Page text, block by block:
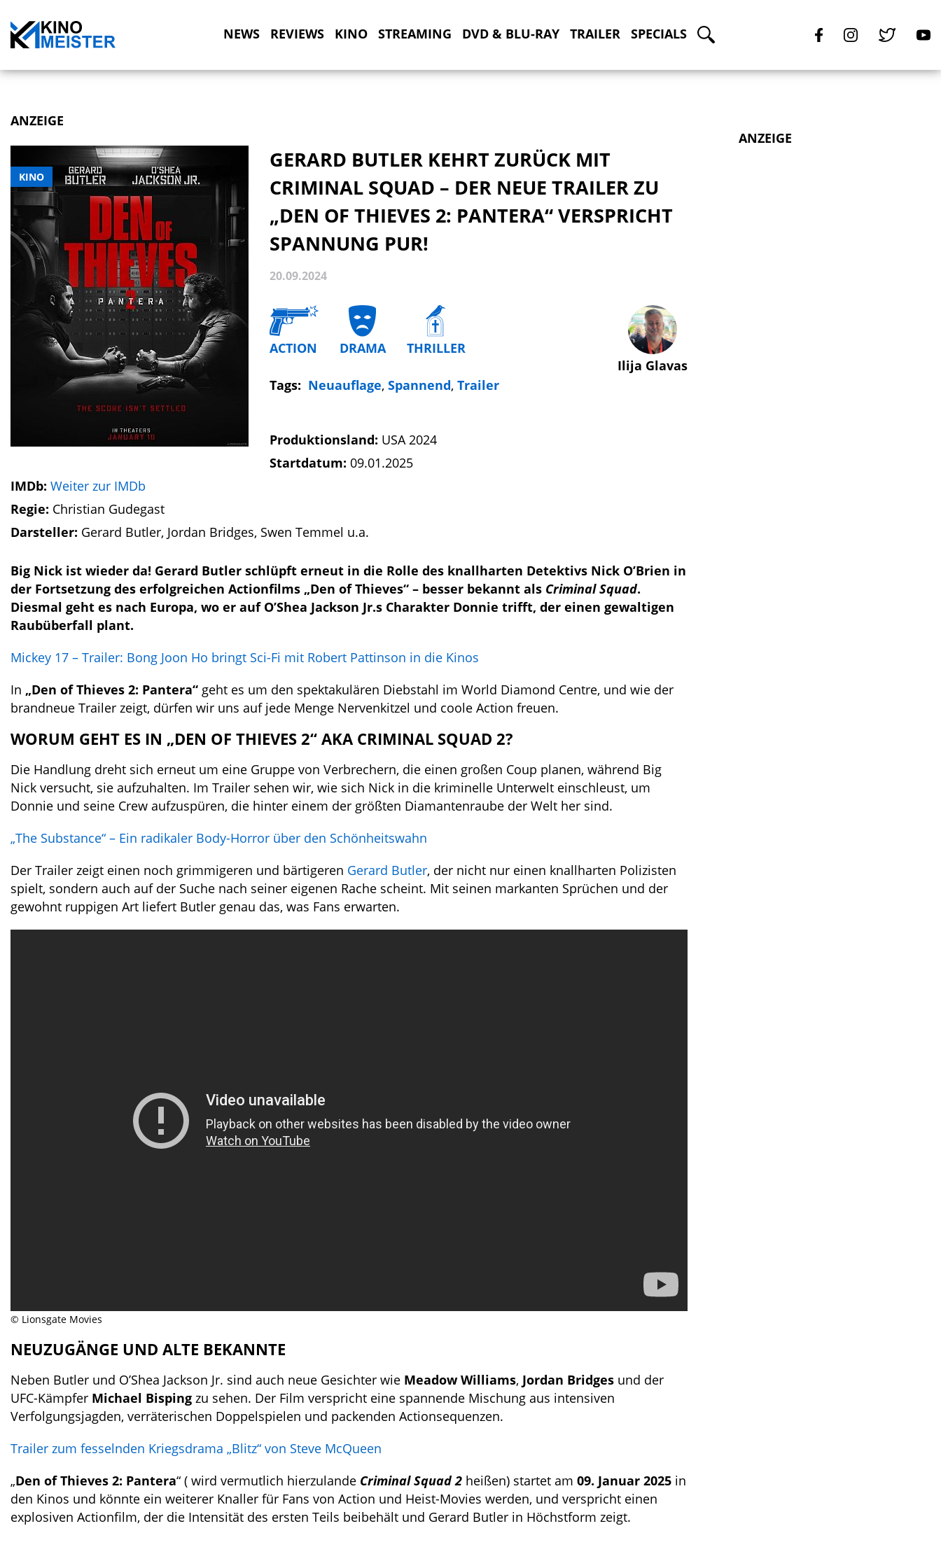
NEWS REVIEWS KINO STREAMING DVD & BLU-RAY TRAILER SPECIALS
ANZEIGE
KINO
GERARD BUTLER KEHRT ZURÜCK MIT
CRIMINAL SQUAD – DER NEUE TRAILER ZU
„DEN OF THIEVES 2: PANTERA“ VERSPRICHT
SPANNUNG PUR!
20.09.2024
ACTION DRAMA THRILLER
Tags: Neuauflage, Spannend, Trailer
Ilija Glavas
Produktionsland: USA 2024
Startdatum: 09.01.2025
IMDb: Weiter zur IMDb
Regie: Christian Gudegast
Darsteller: Gerard Butler, Jordan Bridges, Swen Temmel u.a.
Big Nick ist wieder da! Gerard Butler schlüpft erneut in die Rolle des knallharten Detektivs Nick O’Brien in
der Fortsetzung des erfolgreichen Actionfilms „Den of Thieves“ – besser bekannt als Criminal Squad.
Diesmal geht es nach Europa, wo er auf O’Shea Jackson Jr.s Charakter Donnie trifft, der einen gewaltigen
Raubüberfall plant.
Mickey 17 – Trailer: Bong Joon Ho bringt Sci-Fi mit Robert Pattinson in die Kinos
In „Den of Thieves 2: Pantera“ geht es um den spektakulären Diebstahl im World Diamond Centre, und wie der
brandneue Trailer zeigt, dürfen wir uns auf jede Menge Nervenkitzel und coole Action freuen.
WORUM GEHT ES IN „DEN OF THIEVES 2“ AKA CRIMINAL SQUAD 2?
Die Handlung dreht sich erneut um eine Gruppe von Verbrechern, die einen großen Coup planen, während Big
Nick versucht, sie aufzuhalten. Im Trailer sehen wir, wie sich Nick in die kriminelle Unterwelt einschleust, um
Donnie und seine Crew aufzuspüren, die hinter einem der größten Diamantenraube der Welt her sind.
„The Substance“ – Ein radikaler Body-Horror über den Schönheitswahn
Der Trailer zeigt einen noch grimmigeren und bärtigeren Gerard Butler, der nicht nur einen knallharten Polizisten
spielt, sondern auch auf der Suche nach seiner eigenen Rache scheint. Mit seinen markanten Sprüchen und der
gewohnt ruppigen Art liefert Butler genau das, was Fans erwarten.
© Lionsgate Movies
NEUZUGÄNGE UND ALTE BEKANNTE
Neben Butler und O’Shea Jackson Jr. sind auch neue Gesichter wie Meadow Williams, Jordan Bridges und der
UFC-Kämpfer Michael Bisping zu sehen. Der Film verspricht eine spannende Mischung aus intensiven
Verfolgungsjagden, verräterischen Doppelspielen und packenden Actionsequenzen.
Trailer zum fesselnden Kriegsdrama „Blitz“ von Steve McQueen
„Den of Thieves 2: Pantera“ ( wird vermutlich hierzulande Criminal Squad 2 heißen) startet am 09. Januar 2025 in
den Kinos und könnte ein weiterer Knaller für Fans von Action und Heist-Movies werden, und verspricht einen
explosiven Actionfilm, der die Intensität des ersten Teils beibehält und Gerard Butler in Höchstform zeigt.
ANZEIGE